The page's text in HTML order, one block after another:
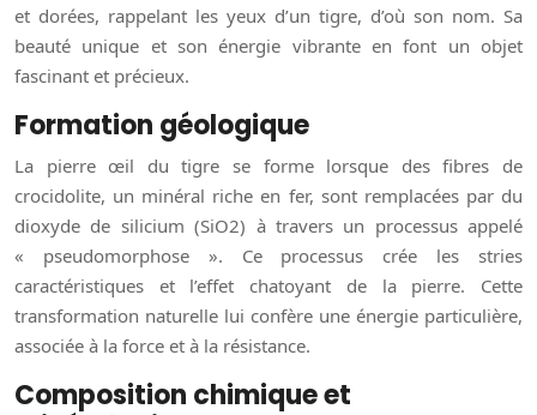
et dorées, rappelant les yeux d’un tigre, d’où son nom. Sa
beauté unique et son énergie vibrante en font un objet
fascinant et précieux.
Formation géologique
La pierre œil du tigre se forme lorsque des fibres de
crocidolite, un minéral riche en fer, sont remplacées par du
dioxyde de silicium (SiO2) à travers un processus appelé
« pseudomorphose ». Ce processus crée les stries
caractéristiques et l’effet chatoyant de la pierre. Cette
transformation naturelle lui confère une énergie particulière,
associée à la force et à la résistance.
Composition chimique et